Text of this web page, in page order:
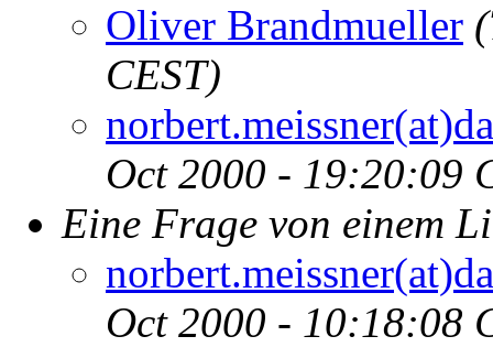
Oliver Brandmueller
CEST)
Oct 2000 - 19:20:09
Eine Frage von einem
Oct 2000 - 10:18:08